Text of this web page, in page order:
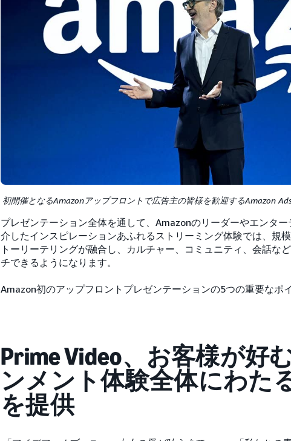
初開催となるAmazonアップフロントで広告主の皆様を歓迎するAmazon
プレゼンテーション全体を通して、Amazonのリーダーやエンタ
介したインスピレーションあふれるストリーミング体験では、規模
トーリーテリングが融合し、カルチャー、コミュニティ、会話な
チできるようになります。
Amazon初のアップフロントプレゼンテーションの5つの重要なポ
Prime Video、お客様が好
ンメント体験全体にわた
を提供